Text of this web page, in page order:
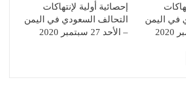
في اليمن
إحصائية أولية لإنتهاكات
التحالف السعودي في اليمن
– الأحد 27 سبتمبر 2020